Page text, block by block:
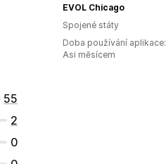
55
2
0
EVOL Chicago
Spojené státy
Doba používání aplikace:
Asi měsícem